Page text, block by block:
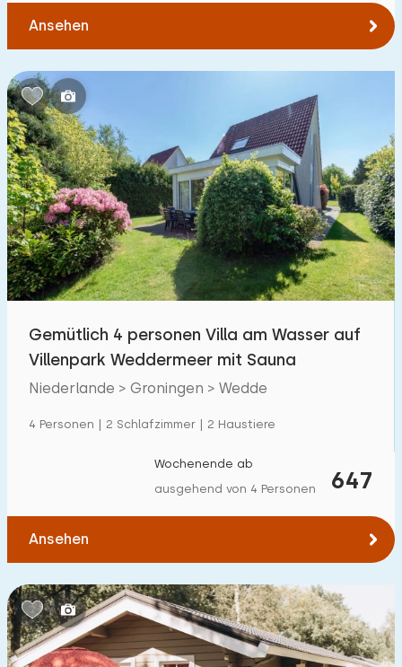
Kinderfreundlich
Kindermöbel
Eingezäunter Garten
Spielgeräte im Garten
Hallenbad 21
Freibad 5
Kinderanimation 12
Kindereinrichtungen im Park 12
Zugänglichkeit
Ansehen
Gemütlich 4 personen Villa am Wasser auf
Villenpark Weddermeer mit Sauna
Niederlande > Groningen > Wedde
4 Personen | 2 Schlafzimmer | 2 Haustiere
647
Wochenende ab
ausgehend von 4 Personen
Ansehen